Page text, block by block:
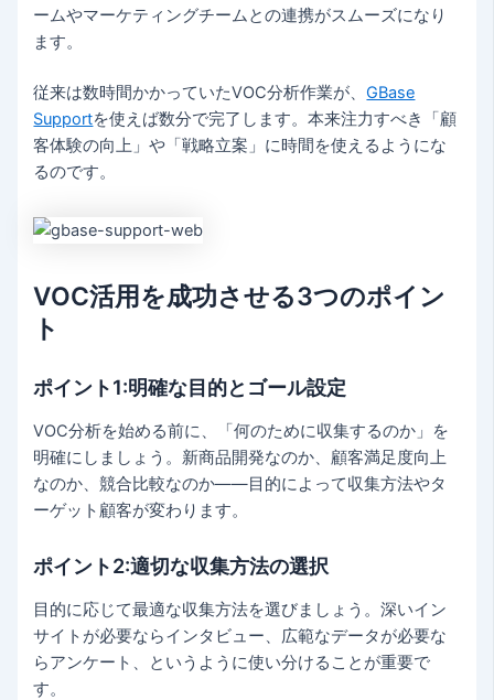
ームやマーケティングチームとの連携がスムーズになり
ます。
従来は数時間かかっていたVOC分析作業が、GBase
Supportを使えば数分で完了します。本来注力すべき「顧
客体験の向上」や「戦略立案」に時間を使えるようにな
るのです。
VOC活用を成功させる3つのポイン
ト
ポイント1:明確な目的とゴール設定
VOC分析を始める前に、「何のために収集するのか」を
明確にしましょう。新商品開発なのか、顧客満足度向上
なのか、競合比較なのか——目的によって収集方法やタ
ーゲット顧客が変わります。
ポイント2:適切な収集方法の選択
目的に応じて最適な収集方法を選びましょう。深いイン
サイトが必要ならインタビュー、広範なデータが必要な
らアンケート、というように使い分けることが重要で
す。